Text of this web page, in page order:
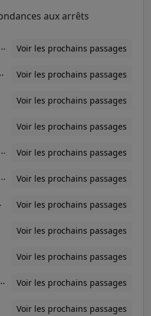
aux arrêts
Les Courtilles Voir les prochains passages
Denis Voir les prochains passages
Voir les prochains passages
Voir les prochains passages
Clemenceau Voir les prochains passages
Clemenceau Voir les prochains passages
Voir les prochains passages
Voir les prochains passages
Voir les prochains passages
Voir les prochains passages
Voir les prochains passages